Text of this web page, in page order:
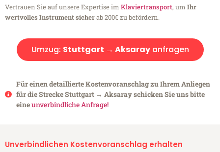
Vertrauen Sie auf unsere Expertise im Klaviertransport, um Ihr
wertvolles Instrument sicherab 200€ zu befördern.
Umzug: Stuttgart → Aksarayanfragen
Für einen detaillierte Kostenvoranschlag zu Ihrem Anliegen
für die Strecke Stuttgart → Aksaray schicken Sie uns bitte
eineunverbindliche Anfrage!
Unverbindlichen Kostenvoranschlag erhalten